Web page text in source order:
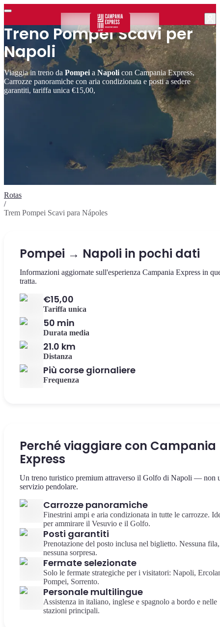
Treno Pompei Scavi per
Napoli
Viaggia in treno da Pompei a Napoli con Campania Express,
Carrozze panoramiche con aria condizionata e posti a sedere
garantiti, tariffa unica €15,00,
Rotas
/
Trem Pompei Scavi para Nápoles
Pompei → Napoli in pochi dati
Informazioni aggiornate sull'esperienza Campania Express in
tratta.
€15,00
Tariffa unica
50 min
Durata media
21.0 km
Distanza
Più corse giornaliere
Frequenza
Perché viaggiare con Campania
Express
Un treno turistico premium attraverso il Golfo di Napoli — non
servizio pendolare.
Carrozze panoramiche
Finestrini ampi e aria condizionata in tutte le carrozze.
per ammirare il Vesuvio e il Golfo.
Posti garantiti
Prenotazione del posto inclusa nel biglietto. Nessuna fila,
nessuna sorpresa.
Fermate selezionate
Solo le fermate strategiche per i visitatori: Napoli,
Pompei, Sorrento.
Personale multilingue
Assistenza in italiano, inglese e spagnolo a bordo e nelle
stazioni principali.